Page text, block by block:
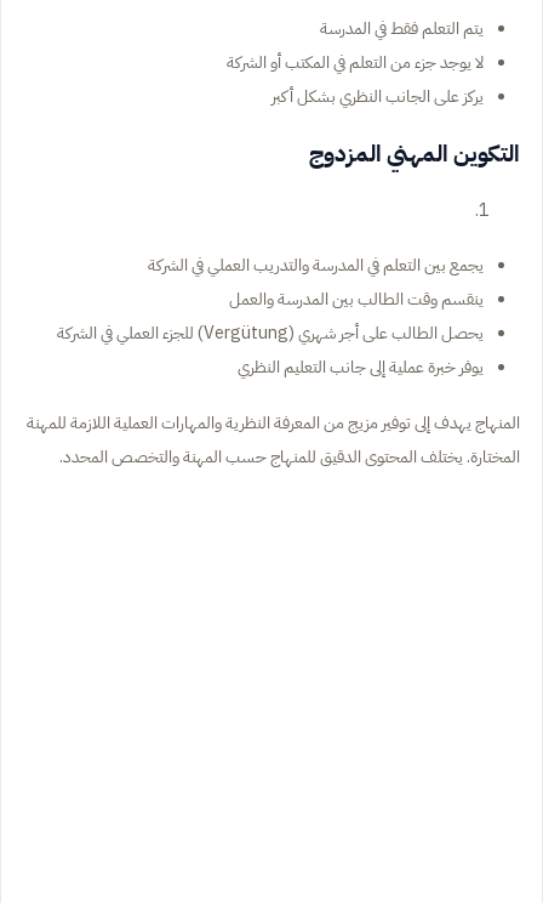
يتم التعلم فقط في المدرسة
لا يوجد جزء من التعلم في المكتب أو الشركة
يركز على الجانب النظري بشكل أكبر
التكوين المهني المزدوج
يجمع بين التعلم في المدرسة والتدريب العملي في الشركة
ينقسم وقت الطالب بين المدرسة والعمل
يحصل الطالب على أجر شهري (Vergütung) للجزء العملي في الشركة
يوفر خبرة عملية إلى جانب التعليم النظري
المنهاج يهدف إلى توفير مزيج من المعرفة النظرية والمهارات العملية اللازمة للمهنة
المختارة. يختلف المحتوى الدقيق للمنهاج حسب المهنة والتخصص المحدد.